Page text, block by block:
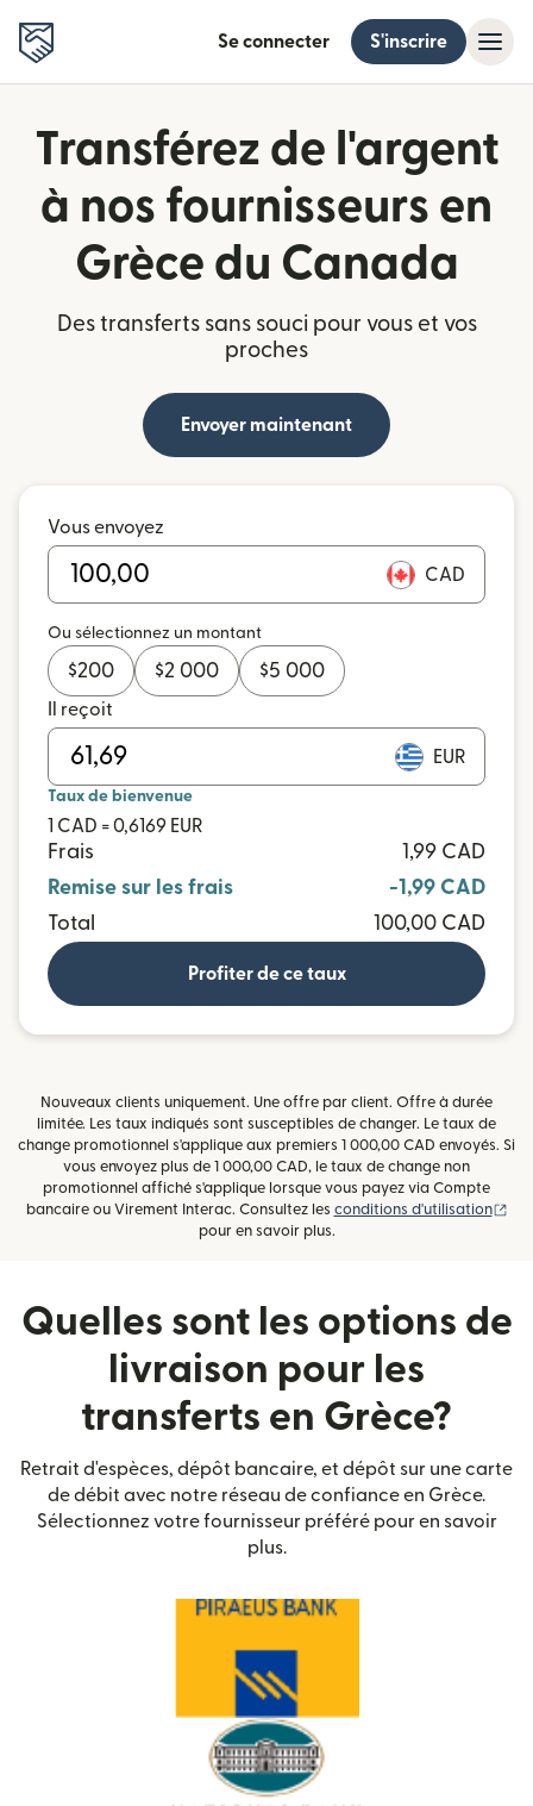
Se connecter S'inscrire
Transférez de l'argent
à nos fournisseurs en
Grèce du Canada
Des transferts sans souci pour vous et vos
proches
Envoyer maintenant
Vous envoyez
CAD
Ou sélectionnez un montant
$200 $2 000 $5 000
Il reçoit
EUR
Taux de bienvenue
1 CAD = 0,6169 EUR
Frais
1,99 CAD
Remise sur les frais
-1,99 CAD
Total
100,00 CAD
Profiter de ce taux
Nouveaux clients uniquement. Une offre par client. Offre à durée
limitée. Les taux indiqués sont susceptibles de changer. Le taux de
change promotionnel s'applique aux premiers 1 000,00 CAD envoyés. Si
vous envoyez plus de 1 000,00 CAD, le taux de change non
promotionnel affiché s'applique lorsque vous payez via Compte
bancaire ou Virement Interac. Consultez les conditions d'utilisation
pour en savoir plus.
Quelles sont les options de
livraison pour les
transferts en Grèce?
Retrait d'espèces, dépôt bancaire, et dépôt sur une carte
de débit avec notre réseau de confiance en Grèce.
Sélectionnez votre fournisseur préféré pour en savoir
plus.